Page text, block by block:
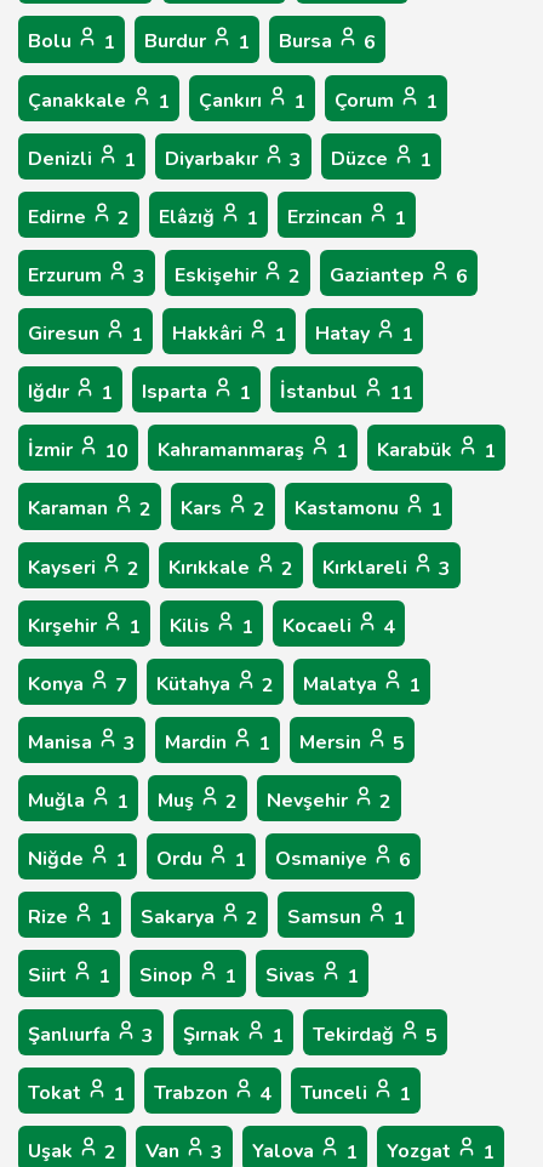
Bolu 1 Burdur 1 Bursa 6
Çanakkale 1 Çankırı 1 Çorum 1
Denizli 1 Diyarbakır 3 Düzce 1
Edirne 2 Elâzığ 1 Erzincan 1
Erzurum 3 Eskişehir 2 Gaziantep 6
Giresun 1 Hakkâri 1 Hatay 1
Iğdır 1 Isparta 1 İstanbul 11
İzmir 10 Kahramanmaraş 1 Karabük 1
Karaman 2 Kars 2 Kastamonu 1
Kayseri 2 Kırıkkale 2 Kırklareli 3
Kırşehir 1 Kilis 1 Kocaeli 4
Konya 7 Kütahya 2 Malatya 1
Manisa 3 Mardin 1 Mersin 5
Muğla 1 Muş 2 Nevşehir 2
Niğde 1 Ordu 1 Osmaniye 6
Rize 1 Sakarya 2 Samsun 1
Siirt 1 Sinop 1 Sivas 1
Şanlıurfa 3 Şırnak 1 Tekirdağ 5
Tokat 1 Trabzon 4 Tunceli 1
Uşak 2 Van 3 Yalova 1 Yozgat 1